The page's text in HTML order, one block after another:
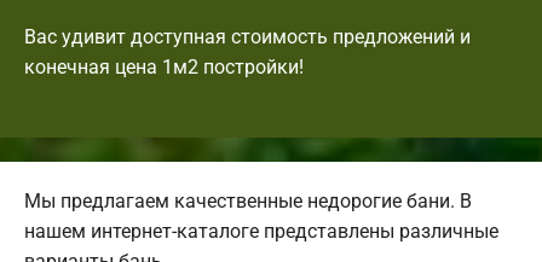
Вас удивит доступная стоимость предложений и
конечная цена 1м2 постройки!
Мы предлагаем качественные недорогие бани. В
нашем интернет-каталоге представлены различные